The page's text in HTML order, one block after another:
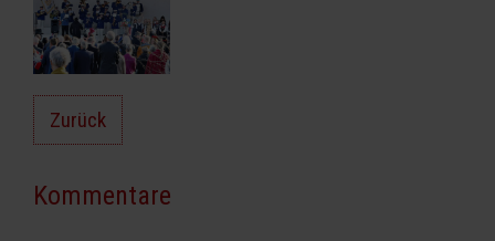
Zurück
Kommentare